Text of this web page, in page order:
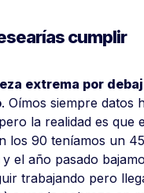
cumplir
extrema por
. Oímos siempre datos
la realidad es que
los 90 teníamos un
el año pasado
trabajando pero